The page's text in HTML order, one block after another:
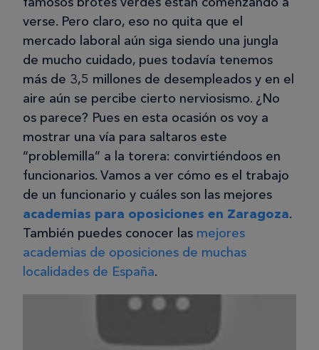
verse. Pero claro, eso no quita que el
mercado laboral aún siga siendo una jungla
de mucho cuidado, pues todavía tenemos
más de 3,5 millones de desempleados y en el
aire aún se percibe cierto nerviosismo. ¿No
os parece? Pues en esta ocasión os voy a
mostrar una vía para saltaros este
“problemilla” a la torera: convirtiéndoos en
funcionarios. Vamos a ver cómo es el trabajo
de un funcionario y cuáles son las mejores
academias para oposiciones en Zaragoza.
También puedes conocer las mejores
academias de oposiciones de muchas
localidades de España.